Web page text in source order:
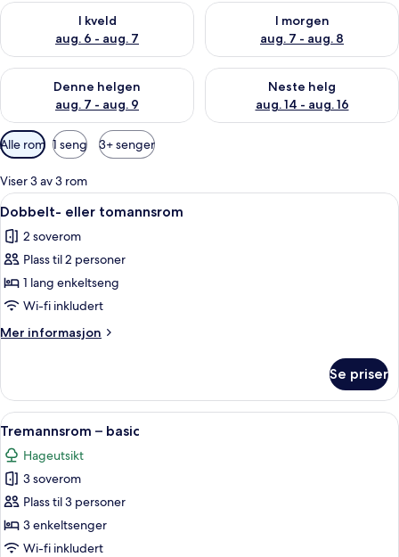
I kveld
aug. 6 - aug. 7
Sjekk tilgjengelighet for i kveld, aug. 6 - aug. 7
I morgen
aug. 7 - aug. 8
Sjekk tilgjengelighet for i
Denne helgen
aug. 7 - aug. 9
Sjekk tilgjengelighet for denne helgen, aug. 7 - aug. 9
Neste helg
aug. 14 - aug. 16
Sjekk tilgjengelighet for neste
Tilgjengelige
filtre
for
rom
Alle rom 1 seng 3+ senger
Viser 3 av 3 rom
Åpne
alle
bildene
av
Dobbelt-
eller
tomannsrom
Safe på rommet, blendingsgardiner
3
Dobbelt- eller tomannsrom
2 soverom
Plass til 2 personer
1 lang enkeltseng
Wi-fi inkludert
Mer informasjon
Mer
eller
tomannsrom
Se priser
Åpne
alle
bildene
av
Tremannsrom
–
basic
Tremannsrom – basic | Safe på
1
Tremannsrom – basic
Hageutsikt
3 soverom
Plass til 3 personer
3 enkeltsenger
Wi-fi inkludert